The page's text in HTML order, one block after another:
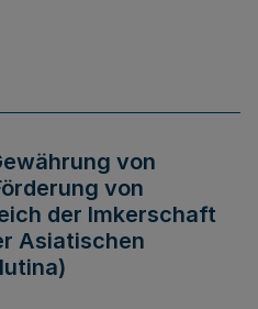
von
von
der Imkerschaft
Asiatischen